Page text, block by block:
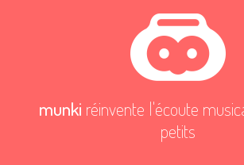
munki réinvente l'écoute
petits